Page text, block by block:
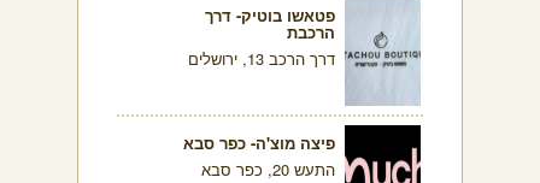
פטאשו בוטיק- דרך
הרכבת
דרך הרכב 13, ירושלים
פיצה מוצ'ה- כפר סבא
התעש 20, כפר סבא